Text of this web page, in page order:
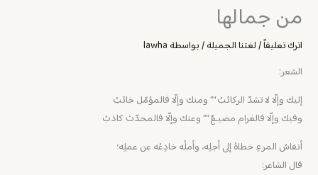
من جمالها
اترك تعليقاً/لغتنا الجميلة/ بواسطة lawha
الشعر:
‏إليك وإلّا لا تشدّ الركائبُ “” ومنك وإلّا فالمؤمّل خائبُ
وفيك وإلّا فالغرام مضيـعٌ “” وعنك وإلّا فالمحدّث كاذبُ
أنفاسُ المرءِ خطاهُ إلى أجلِه، وأملُه خادِعُه عن عملِه؛
قال الشاعر: